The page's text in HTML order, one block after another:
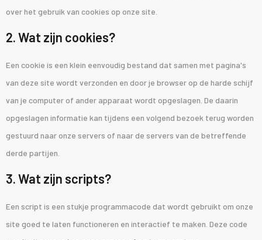
over het gebruik van cookies op onze site.
2. Wat zijn cookies?
Een cookie is een klein eenvoudig bestand dat samen met pagina's
van deze site wordt verzonden en door je browser op de harde schijf
van je computer of ander apparaat wordt opgeslagen. De daarin
opgeslagen informatie kan tijdens een volgend bezoek terug worden
gestuurd naar onze servers of naar de servers van de betreffende
derde partijen.
3. Wat zijn scripts?
Een script is een stukje programmacode dat wordt gebruikt om onze
site goed te laten functioneren en interactief te maken. Deze code